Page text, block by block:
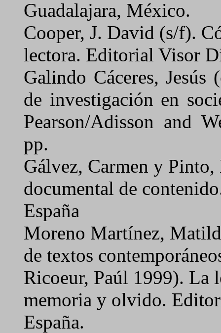
Guadalajara, México.
Cooper, J. David (s/f).
lectora. Editorial Visor
Galindo Cáceres,
de investigación en
Pearson/Adisson and
pp.
Gálvez, Carmen y
documental de
España
Moreno Martínez,
de textos
Ricoeur, Paúl 1999). La
memoria y olvido.
España.